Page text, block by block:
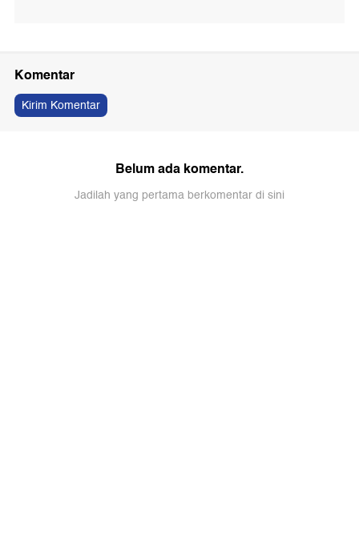
Komentar
Kirim Komentar
Belum ada komentar.
Jadilah yang pertama berkomentar di sini